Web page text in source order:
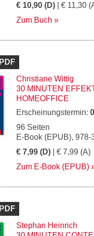
€ 10,90 (D) | € 11,30
Zum Buch
PDF
Christiane Wittig
30 MINUTEN
HOMEOFFICE
Erscheinungstermin:
96 Seiten
E-Book (EPUB), 978-
€ 7,99 (D) | € 7,99 (A)
Zum E-Book (EPUB)
PDF
Stephan Heinrich